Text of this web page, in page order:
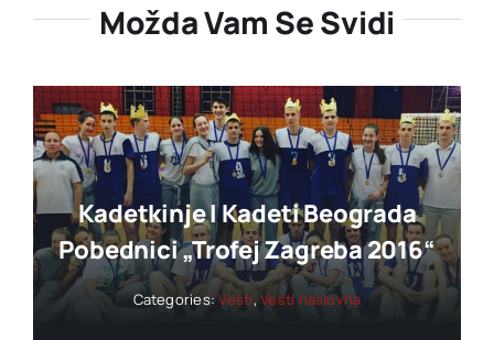
Možda Vam Se Svidi
Kadetkinje I Kadeti Beograda
Pobednici „trofej Zagreba 2016“
Categories:Vesti,Vesti naslovna